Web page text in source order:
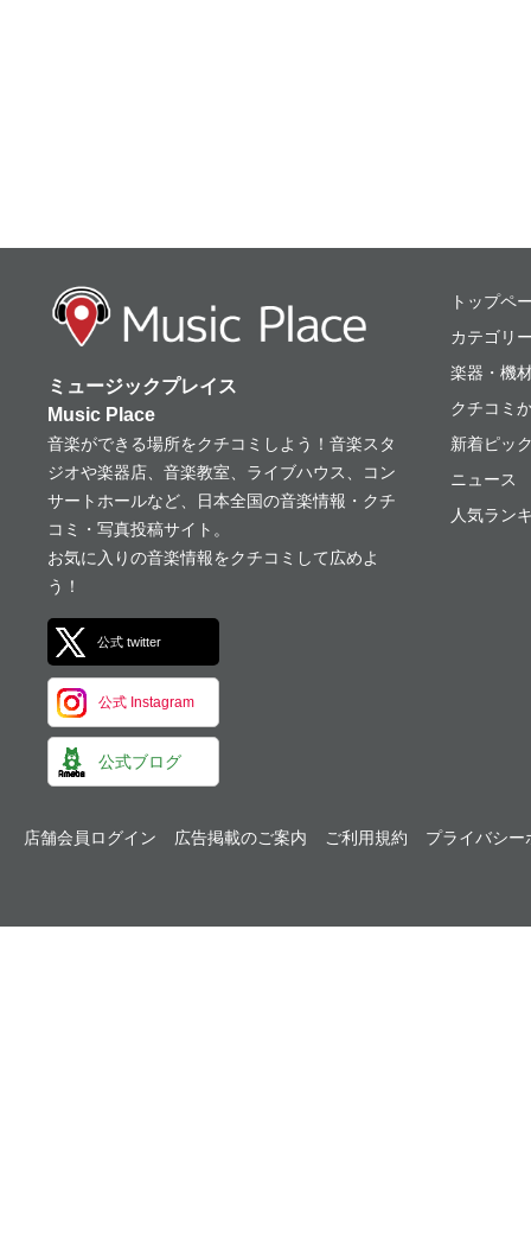
ミュージックプレ
ミュージックプレイス
Music Place
音楽ができる場所をクチコミしよう！音楽スタ
ジオや楽器店、音楽教室、ライブハウス、コン
サートホールなど、日本全国の音楽情報・クチ
コミ・写真投稿サイト。
お気に入りの音楽情報をクチコミして広めよ
う！
公式 twitter
公式 Instagram
公式ブログ
トップペ
カテゴリ
楽器・機
クチコミ
新着ピッ
ニュース
人気ラン
店舗会員ログイン 広告掲載のご案内 ご利用規約 プライバシー